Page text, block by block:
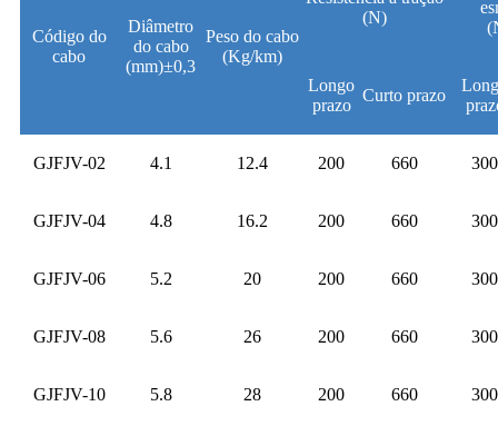
Código do
cabo
Diâmetro
do cabo
(mm)±0,3
Peso do cabo
(Kg/km)
(N)
Longo
prazo
Curto prazo
GJFJV-02 4.1 12.4 200 660 300
GJFJV-04 4.8 16.2 200 660 300
GJFJV-06 5.2 20 200 660 300
GJFJV-08 5.6 26 200 660 300
GJFJV-10 5.8 28 200 660 300